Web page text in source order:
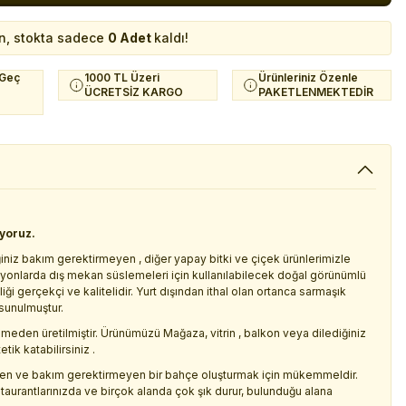
stokta sadece 0 Adet kaldı!
1000 TL Üzeri
ÜCRETSİZ KARGO
Ürünleriniz Özenle
PAKETLENMEKTEDİR
bakım gerektirmeyen , diğer yapay bitki ve çiçek ürünlerimizle
dış mekan süslemeleri için kullanılabilecek doğal görünümlü
gerçekçi ve kalitelidir. Yurt dışından ithal olan ortanca sarmaşık
üretilmiştir. Ürünümüzü Mağaza, vitrin , balkon veya dilediğiniz
katabilirsiniz .
ve bakım gerektirmeyen bir bahçe oluşturmak için mükemmeldir.
ve birçok alanda çok şık durur, bulunduğu alana